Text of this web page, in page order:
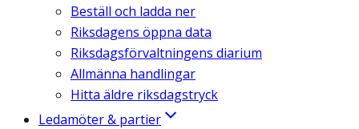
Beställ och ladda ner
Riksdagens öppna data
Riksdagsförvaltningens diarium
Allmänna handlingar
Hitta äldre riksdagstryck
Ledamöter & partier